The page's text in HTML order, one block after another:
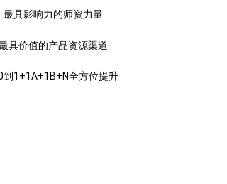
最具影响力的师资力量
具价值的产品资源渠道
到1+1A+1B+N全方位提升